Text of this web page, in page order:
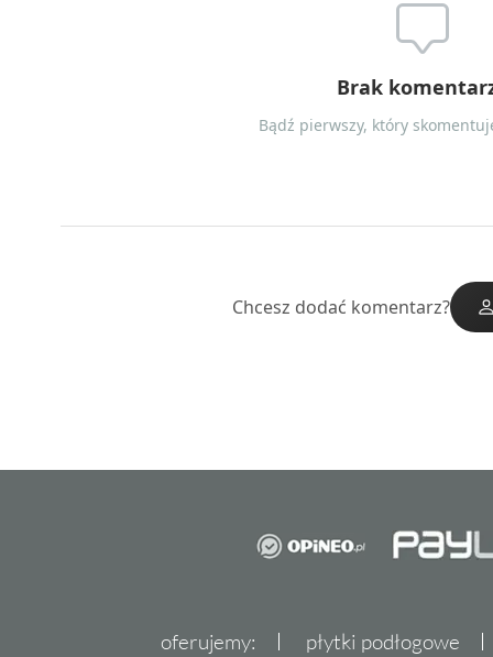
Brak
Bądź pierwszy, który
Chcesz dodać komentarz?
oferujemy: płytki podłogowe